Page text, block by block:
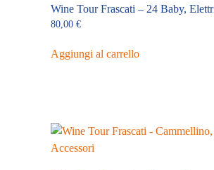
prodotto
Wine Tour Frascati – 24 Baby,
80,00 €
Aggiungi al carrello